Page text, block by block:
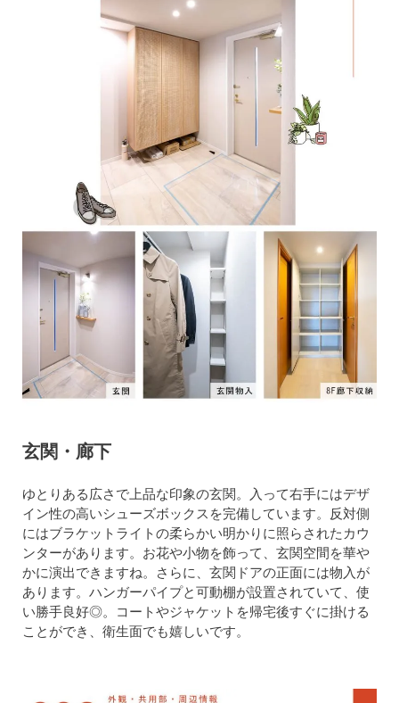
玄関・廊下
ゆとりある広さで上品な印象の玄関。入って右手にはデザ
イン性の高いシューズボックスを完備しています。反対側
にはブラケットライトの柔らかい明かりに照らされたカウ
ンターがあります。お花や小物を飾って、玄関空間を華や
かに演出できますね。さらに、玄関ドアの正面には物入が
あります。ハンガーパイプと可動棚が設置されていて、使
い勝手良好◎。コートやジャケットを帰宅後すぐに掛ける
ことができ、衛生面でも嬉しいです。